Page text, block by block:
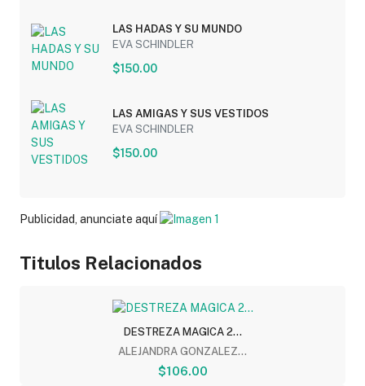
LAS HADAS Y SU MUNDO
EVA SCHINDLER
$150.00
LAS AMIGAS Y SUS VESTIDOS
EVA SCHINDLER
$150.00
Publicidad, anunciate aquí
Titulos Relacionados
DESTREZA MAGICA 2...
ALEJANDRA GONZALEZ...
$106.00